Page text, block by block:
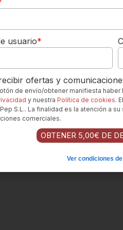
para ser disfrutado fresco y
mediano
aperitivo en la terraza, un
en un excelente
usuario*
ofertas y
de envío/obtener manifiesta haber
y nuestra Política de cookies.
S.L.. La finalidad es la atención a
comerciales.
OBTENER 5,00€ DE
Ver condiciones